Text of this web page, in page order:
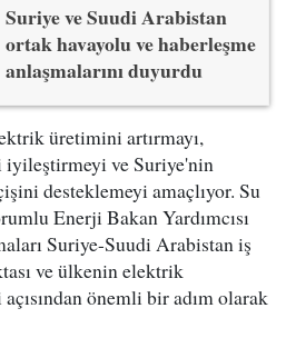
Suriye ve Suudi Arabistan
ortak havayolu ve haberleşme
anlaşmalarını duyurdu
üretimini artırmayı,
ve Suriye'nin
desteklemeyi amaçlıyor. Su
Enerji Bakan Yardımcısı
Suriye-Suudi Arabistan iş
ve ülkenin elektrik
önemli bir adım olarak